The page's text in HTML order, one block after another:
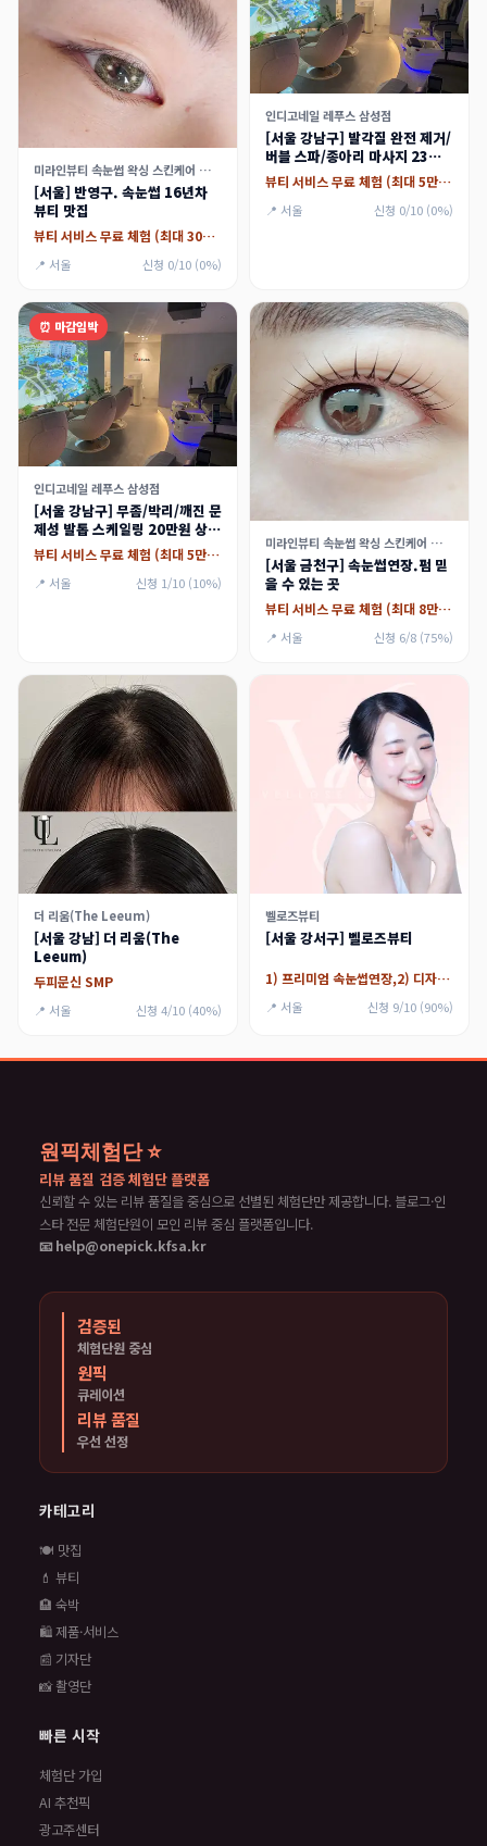
미라인뷰티 속눈썹 왁싱 스킨케어 가산점
[서울] 반영구. 속눈썹 16년차
뷰티 맛집
뷰티 서비스 무료 체험 (최대 30만원)
📍 서울 신청 0/10 (0%)
인디고네일 레푸스 삼성점
[서울 강남구] 발각질 완전 제거/
버블 스파/종아리 마사지 23만
원 상당 (대리체험가능) 체험단
모집
뷰티 서비스 무료 체험 (최대 5만원)
📍 서울 신청 0/10 (0%)
⏰ 마감임박
인디고네일 레푸스 삼성점
[서울 강남구] 무좀/박리/깨진 문
제성 발톱 스케일링 20만원 상당
체험
뷰티 서비스 무료 체험 (최대 5만원)
📍 서울 신청 1/10 (10%)
미라인뷰티 속눈썹 왁싱 스킨케어 가산점
[서울 금천구] 속눈썹연장.펌 믿
을 수 있는 곳
뷰티 서비스 무료 체험 (최대 8만원)
📍 서울 신청 6/8 (75%)
더 리움(The Leeum)
[서울 강남] 더 리움(The
Leeum)
두피문신 SMP
📍 서울 신청 4/10 (40%)
벨로즈뷰티
[서울 강서구] 벨로즈뷰티
1) 프리미엄 속눈썹연장,2) 디자인 애니메연장
📍 서울 신청 9/10 (90%)
원픽체험단 ⭐
리뷰 품질 검증 체험단 플랫폼
신뢰할 수 있는 리뷰 품질을 중심으로 선별된 체험단만 제공합니다. 블로그·인
스타 전문 체험단원이 모인 리뷰 중심 플랫폼입니다.
📧 help@onepick.kfsa.kr
검증된
체험단원 중심
원픽
큐레이션
리뷰 품질
우선 선정
카테고리
🍽️ 맛집
💄 뷰티
🏨 숙박
🛍️ 제품·서비스
📰 기자단
📸 촬영단
빠른 시작
체험단 가입
AI 추천픽
광고주센터